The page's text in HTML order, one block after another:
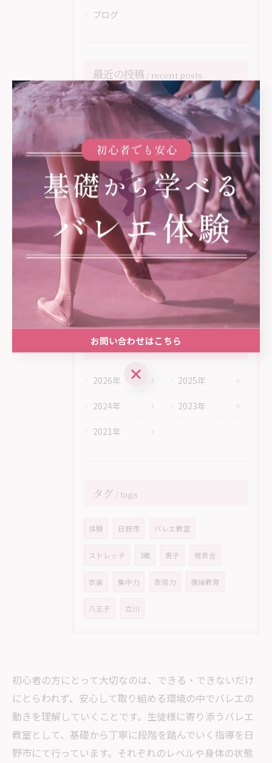
ブログ
最近の投稿 recent posts
2026/05/26
日野市の幼児から大人までのバレエ教室 Perle Ballet Studioのホームページがリニューアル！
2025/01/08
スタジオパフォーマンス無事終了しました！
2024/11/11
12月⭐スタジオパフォーマンスに向けて⭐
アーカイブ archive
2026年 2025年
2024年 2023年
2021年
タグ tags
体験 日野市 バレエ教室
ストレッチ 3歳 男子 発表会
衣装 集中力 表現力 情操教育
八王子 立川
初心者の方にとって大切なのは、できる・できないだけ
にとらわれず、安心して取り組める環境の中でバレエの
動きを理解していくことです。生徒様に寄り添うバレエ
教室として、基礎から丁寧に段階を踏んでいく指導を日
野市にて行っています。それぞれのレベルや身体の状態
お問い合わせはこちら